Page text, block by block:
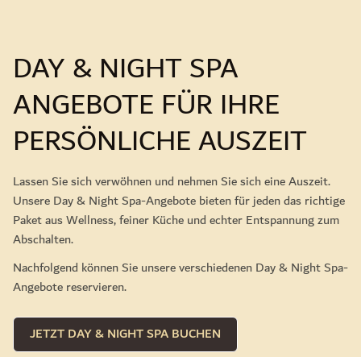
DAY & NIGHT SPA
ANGEBOTE FÜR IHRE
PERSÖNLICHE AUSZEIT
Lassen Sie sich verwöhnen und nehmen Sie sich eine Auszeit.
Unsere Day & Night Spa-Angebote bieten für jeden das richtige
Paket aus Wellness, feiner Küche und echter Entspannung zum
Abschalten.
Nachfolgend können Sie unsere verschiedenen Day & Night Spa-
Angebote reservieren.
JETZT DAY & NIGHT SPA BUCHEN